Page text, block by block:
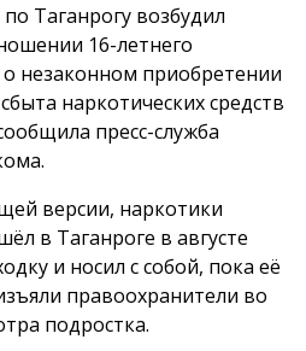
Таганрогу возбудил
16-летнего
о незаконном приобретении
наркотических средств
пресс-служба
версии, наркотики
в Таганроге в августе
и носил с собой, пока её
правоохранители во
подростка.